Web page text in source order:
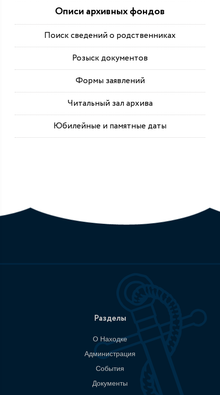
Описи архивных фондов
Поиск сведений о родственниках
Розыск документов
Формы заявлений
Читальный зал архива
Юбилейные и памятные даты
Разделы
О Находке
Администрация
События
Документы